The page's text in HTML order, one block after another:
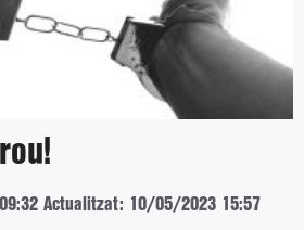
Actualitzat: 10/05/2023 15:57